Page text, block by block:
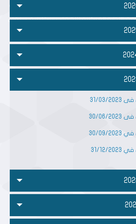
تدمج البيانات المتصلة بسوق العمل والتي
مع الإدارة المركزية للإحصاء بشكل ربع سنوي
لإعداد التقارير.
2023
2023
2023
2023